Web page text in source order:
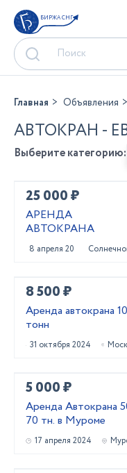
БИРЖА СНГ
Главная Объявления
АВТОКРАН -
Выберите категорию:
25 000 ₽
АРЕНДА
АВТОКРАНА
8 апреля 2025
8 500 ₽
Аренда автокрана
тонн
31 октября 2024
5 000 ₽
Аренда Автокрана
70 тн. в Муроме
17 апреля 2024